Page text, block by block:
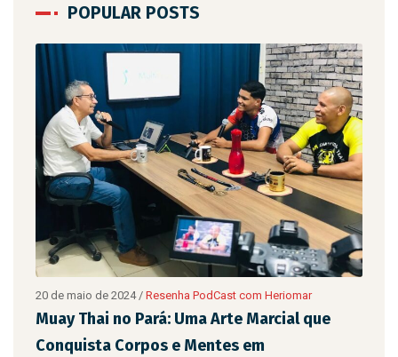
POPULAR POSTS
20 de maio de 2024/ Resenha PodCast com Heriomar
Muay Thai no Pará: Uma Arte Marcial que
Conquista Corpos e Mentes em